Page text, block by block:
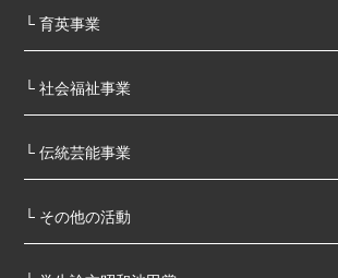
└ 育英事業
└ 社会福祉事業
└ 伝統芸能事業
└ その他の活動